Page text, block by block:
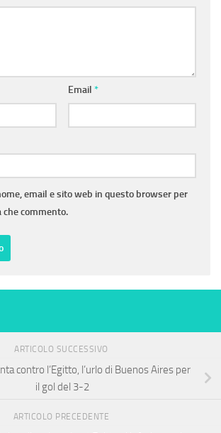
Email *
email e sito web in questo browser per
commento.
ARTICOLO SUCCESSIVO
contro l’Egitto, l’urlo di Buenos Aires per
il gol del 3-2
ARTICOLO PRECEDENTE